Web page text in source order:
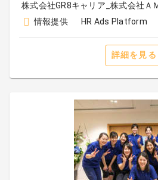
株式会社GR8キャリア_株式会社Ａ
情報提供
HR Ads Platform
詳細を見る